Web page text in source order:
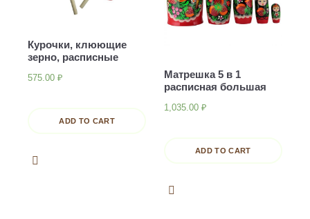
Курочки, клюющие
зерно, расписные
575.00 ₽
ADD TO CART
Матрешка 5 в 1
расписная большая
1,035.00 ₽
ADD TO CART